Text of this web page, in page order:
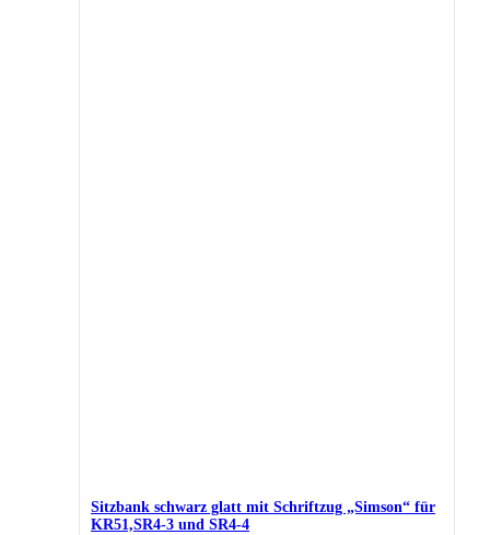
Sitzbank schwarz glatt mit Schriftzug „Simson“ für
KR51,SR4-3 und SR4-4